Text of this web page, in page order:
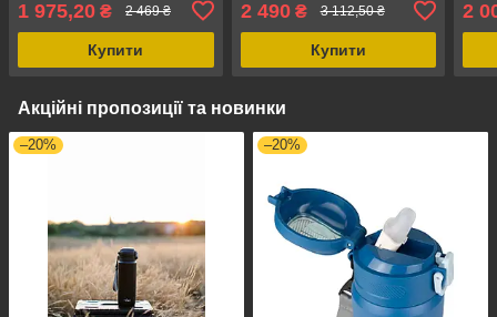
кави з собою фіолетова,
легка і компактна
1 975,20 ₴ 2 469 ₴
Купити
збереження тепла 95-
71°С/6 год, легка вага 210
2 490₴ 3 112,50 ₴
Купити
2
Акційні пропозиції та новинки
–20% –20%